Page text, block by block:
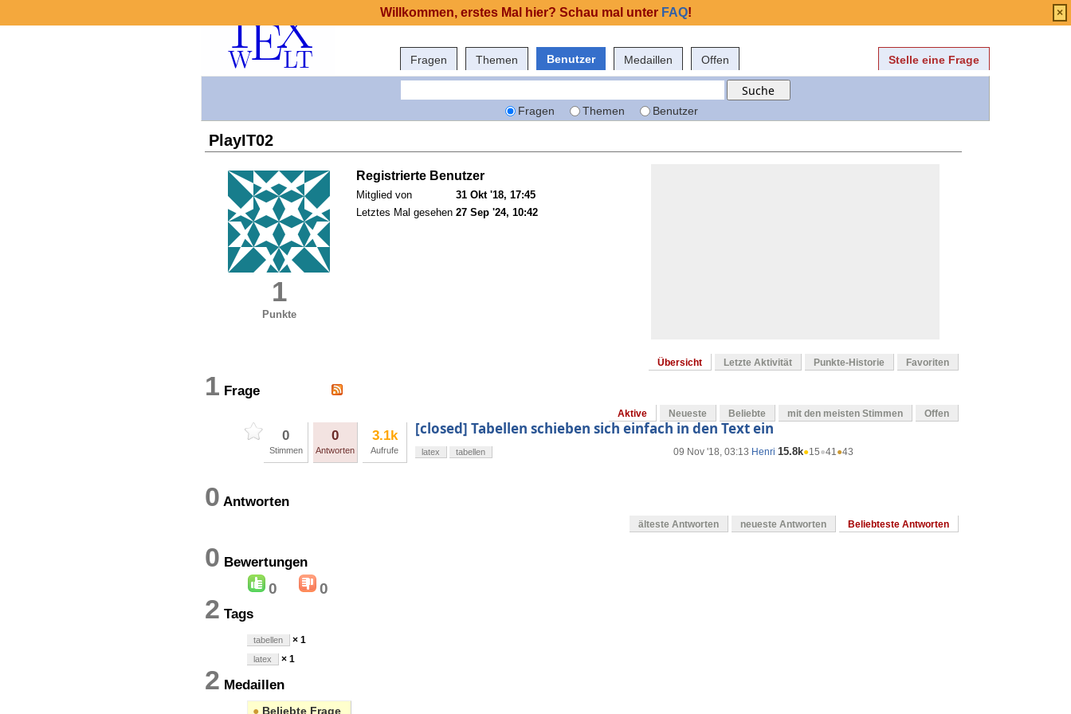
Fragen Themen Benutzer Medaillen Offen Stelle eine Frage
Fragen Themen Benutzer
PlayIT02
1
Punkte
Registrierte Benutzer
Mitglied von
31 Okt '18, 17:45
Letztes Mal gesehen 27 Sep '24, 10:42
Übersicht Letzte Aktivität Punkte-Historie Favoriten
1 Frage
Aktive Neueste Beliebte mit den meisten Stimmen Offen
0
Stimmen
0
Antworten
3.1k
Aufrufe
[closed] Tabellen schieben sich einfach in den Text ein
09 Nov '18, 03:13 Henri 15.8k●15●41●43
latex tabellen
0 Antworten
älteste Antworten neueste Antworten Beliebteste Antworten
0 Bewertungen
0 0
2 Tags
tabellen × 1
latex × 1
2 Medaillen
● Beliebte Frage
Willkommen, erstes Mal hier? Schau mal unter FAQ! ×